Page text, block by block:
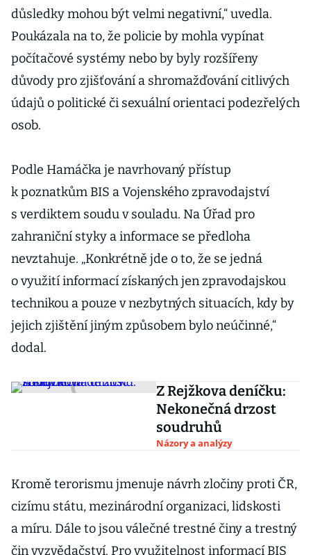
důsledky mohou být velmi negativní,“ uvedla.
Poukázala na to, že policie by mohla vypínat
počítačové systémy nebo by byly rozšířeny
důvody pro zjišťování a shromažďování citlivých
údajů o politické či sexuální orientaci podezřelých
osob.
Podle Hamáčka je navrhovaný přístup
k poznatkům BIS a Vojenského zpravodajství
s verdiktem soudu v souladu. Na Úřad pro
zahraniční styky a informace se předloha
nevztahuje. „Konkrétně jde o to, že se jedná
o využití informací získaných jen zpravodajskou
technikou a pouze v nezbytných situacích, kdy by
jejich zjištění jiným způsobem bylo neúčinné,“
dodal.
Z Rejžkova deníčku:
Nekonečná drzost
soudruhů
Názory a analýzy
Kromě terorismu jmenuje návrh zločiny proti ČR,
cizímu státu, mezinárodní organizaci, lidskosti
a míru. Dále to jsou válečné trestné činy a trestný
čin vyzvědačství. Pro využitelnost informací BIS